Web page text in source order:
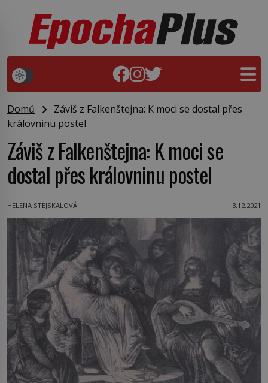
Domů
Záviš z Falkenštejna: K moci se dostal přes
královninu postel
Záviš z Falkenštejna: K moci se
dostal přes královninu postel
HELENA STEJSKALOVÁ 3.12.2021